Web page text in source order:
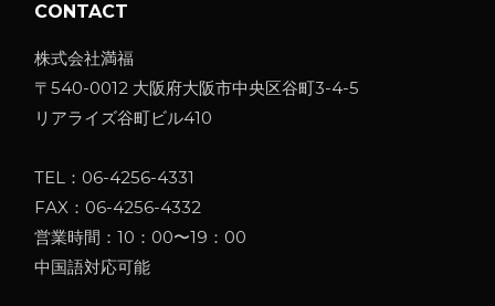
CONTACT
株式会社満福
〒540-0012 大阪府大阪市中央区谷町3-4-5
リアライズ谷町ビル410
TEL： 06-4256-4331
FAX：06-4256-4332
営業時間：10：00〜19：00
中国語対応可能